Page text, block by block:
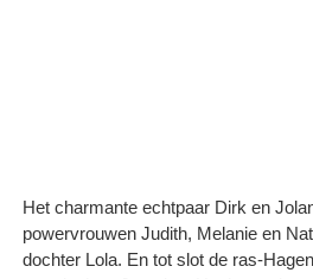
Het charmante echtpaar Dirk en
powervrouwen Judith, Melanie en
dochter Lola. En tot slot de ras-